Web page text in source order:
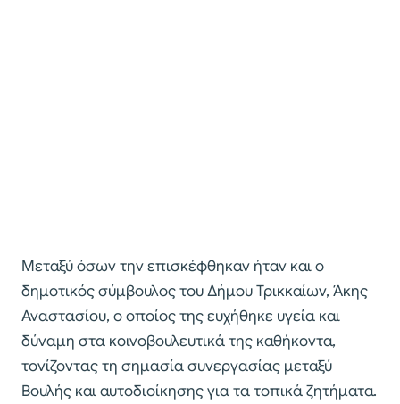
Μεταξύ όσων την επισκέφθηκαν ήταν και ο
δημοτικός σύμβουλος του Δήμου Τρικκαίων, Άκης
Αναστασίου, ο οποίος της ευχήθηκε υγεία και
δύναμη στα κοινοβουλευτικά της καθήκοντα,
τονίζοντας τη σημασία συνεργασίας μεταξύ
Βουλής και αυτοδιοίκησης για τα τοπικά ζητήματα.